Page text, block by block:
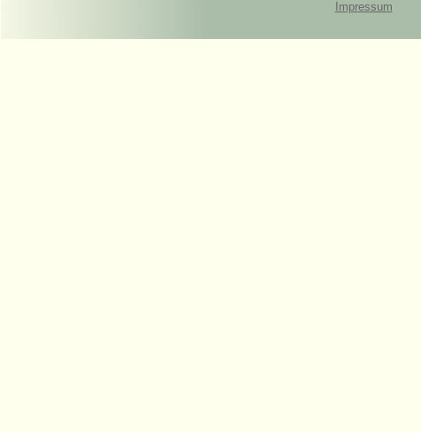
Impressum